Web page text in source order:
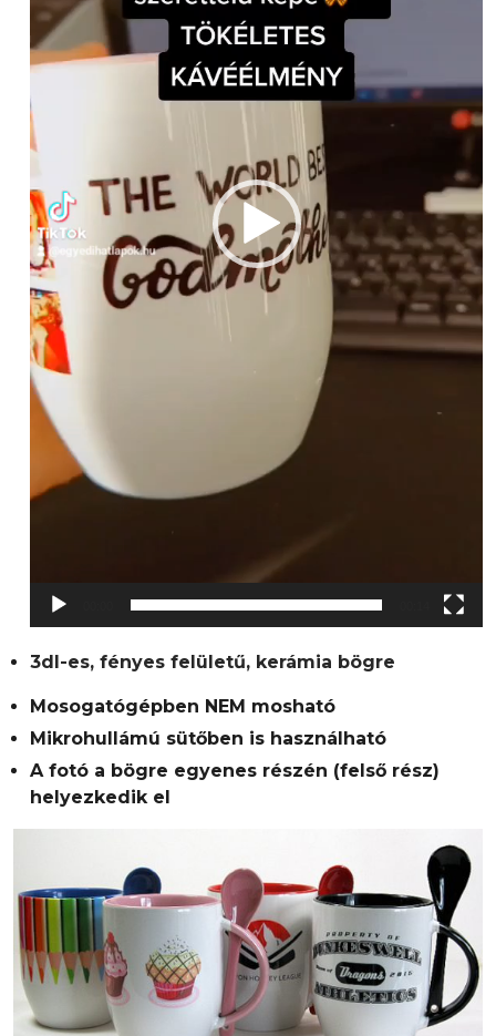
3dl-es, fényes felületű, kerámia bögre
Mosogatógépben NEM mosható
Mikrohullámú sütőben is használható
A fotó a bögre egyenes részén (felső rész)
helyezkedik el